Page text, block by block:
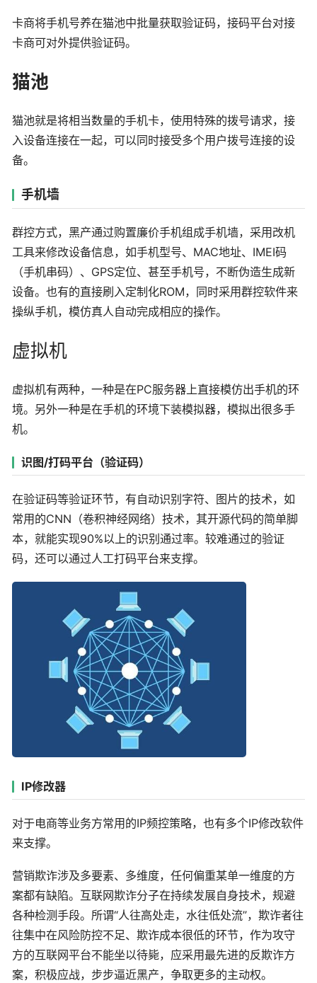
卡商将手机号养在猫池中批量获取验证码，接码平台对接
卡商可对外提供验证码。
猫池
猫池就是将相当数量的手机卡，使用特殊的拨号请求，接
入设备连接在一起，可以同时接受多个用户拨号连接的设
备。
手机墙
群控方式，黑产通过购置廉价手机组成手机墙，采用改机
工具来修改设备信息，如手机型号、MAC地址、IMEI码
（手机串码）、GPS定位、甚至手机号，不断伪造生成新
设备。也有的直接刷入定制化ROM，同时采用群控软件来
操纵手机，模仿真人自动完成相应的操作。
虚拟机
虚拟机有两种，一种是在PC服务器上直接模仿出手机的环
境。另外一种是在手机的环境下装模拟器，模拟出很多手
机。
识图/打码平台（验证码）
在验证码等验证环节，有自动识别字符、图片的技术，如
常用的CNN（卷积神经网络）技术，其开源代码的简单脚
本，就能实现90%以上的识别通过率。较难通过的验证
码，还可以通过人工打码平台来支撑。
IP修改器
对于电商等业务方常用的IP频控策略，也有多个IP修改软件
来支撑。
营销欺诈涉及多要素、多维度，任何偏重某单一维度的方
案都有缺陷。互联网欺诈分子在持续发展自身技术，规避
各种检测手段。所谓“人往高处走，水往低处流”，欺诈者往
往集中在风险防控不足、欺诈成本很低的环节，作为攻守
方的互联网平台不能坐以待毙，应采用最先进的反欺诈方
案，积极应战，步步逼近黑产，争取更多的主动权。